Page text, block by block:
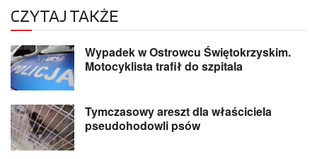
CZYTAJ TAKŻE
Wypadek w Ostrowcu Świętokrzyskim.
Motocyklista trafił do szpitala
Tymczasowy areszt dla właściciela
pseudohodowli psów